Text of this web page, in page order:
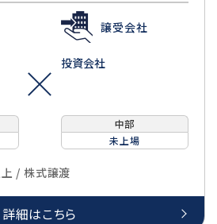
譲受会社
投資会社
中部
未上場
上 / 株式譲渡
詳細はこちら